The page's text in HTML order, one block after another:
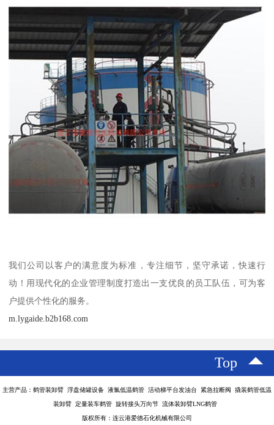
我们公司以客户的满意度为标准，专注细节，坚守承诺，快速行
动！用现代化的企业管理制度打造出一支优良的员工队伍，可为客
户提供个性化的服务。
m.lygaide.b2b168.com
Top
主营产品：鹤管装卸臂 浮盘储罐设备 液氯低温鹤管 活动梯平台发油台 紧急拉断阀 撬装鹤管低温
装卸臂 定量装车鹤管 旋转接头万向节 流体装卸臂LNG鹤管
版权所有：连云港爱德石化机械有限公司